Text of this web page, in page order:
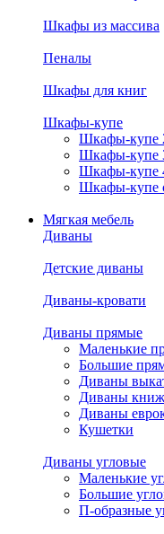
Шкафы из массива
Пеналы
Шкафы для книг
Шкафы-купе
Шкафы-купе
Шкафы-купе
Шкафы-купе
Шкафы-купе
Мягкая мебель
Диваны
Детские диваны
Диваны-кровати
Диваны прямые
Маленькие
Большие
Диваны
Диваны
Диваны
Кушетки
Диваны угловые
Маленькие
Большие
П-образные